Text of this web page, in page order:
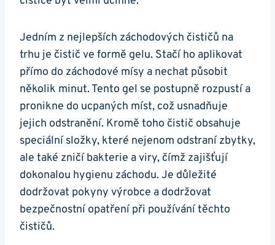
Jedním‌ z nejlepších záchodových čističů⁢ na
trhu je čistič ve formě‍ gelu. Stačí ⁤ho aplikovat
přímo do ‍záchodové mísy a nechat působit ​
několik minut. Tento gel se postupně rozpustí a
pronikne do ucpaných míst, což usnadňuje
jejich odstranění. Kromě toho čistič obsahuje
speciální složky, které nejenom odstraní zbytky,
ale také zničí bakterie a viry, čímž zajišťují
dokonalou hygienu záchodu. Je důležité
dodržovat pokyny​ výrobce a dodržovat
bezpečnostní opatření při používání ‍těchto
čističů.